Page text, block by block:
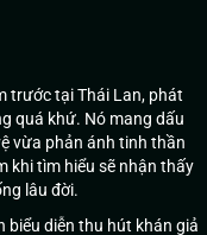
trước tại Thái Lan, phát
quá khứ. Nó mang dấu
vừa phản ánh tinh thần
khi tìm hiểu sẽ nhận thấy
lâu đời.
biểu diễn thu hút khán giả